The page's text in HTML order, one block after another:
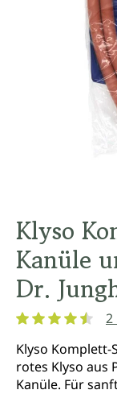
Klyso
Kanüle
Dr.
2
Klyso Komplett-
rotes Klyso aus
Kanüle. Für